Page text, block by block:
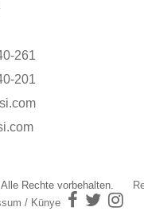
261
201
Rechte vorbehalten.
/ Künye